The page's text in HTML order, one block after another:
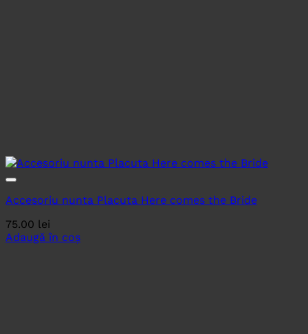
Accesoriu nunta Placuta Here comes the Bride
75.00 lei
Adaugă în coș